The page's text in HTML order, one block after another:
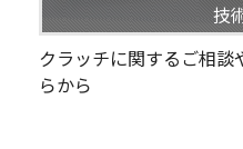
技
クラッチに関するご相
らから